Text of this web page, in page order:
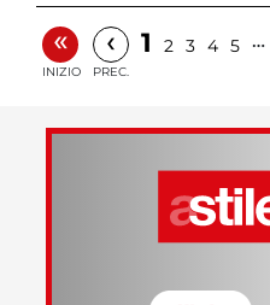
«
INIZIO
‹
PREC.
1 2 3 4 5 …